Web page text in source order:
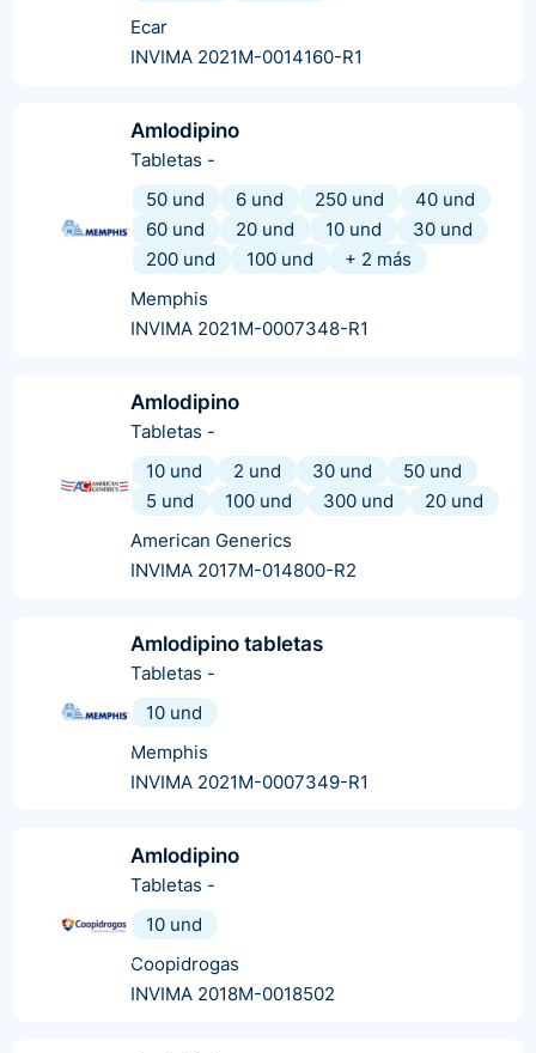
Ecar
INVIMA 2021M-0014160-R1
Amlodipino
Tabletas -
50 und
6 und 250 und
40 und
60 und
20 und 10 und
30 und
200 und
100 und + 2 más
Memphis
INVIMA 2021M-0007348-R1
Amlodipino
Tabletas -
10 und
2 und 30 und
50 und
5 und
100 und 300 und
20 und
American Generics
INVIMA 2017M-014800-R2
Amlodipino tabletas
Tabletas -
10 und
Memphis
INVIMA 2021M-0007349-R1
Amlodipino
Tabletas -
10 und
Coopidrogas
INVIMA 2018M-0018502